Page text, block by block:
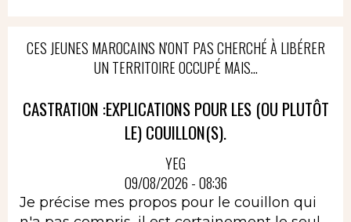
CES JEUNES MAROCAINS N'ONT PAS CHERCHÉ À LIBÉRER
UN TERRITOIRE OCCUPÉ MAIS...
CASTRATION :EXPLICATIONS POUR LES (OU PLUTÔT
LE) COUILLON(S).
YEG
09/08/2026 - 08:36
Je précise mes propos pour le couillon qui